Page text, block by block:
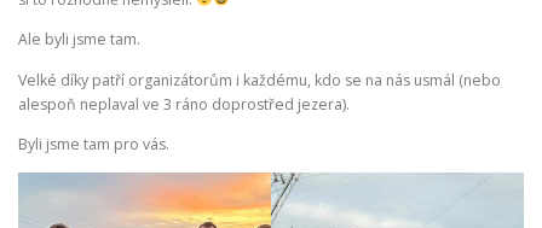
Ale byli jsme tam.
Velké díky patří organizátorům i každému, kdo se na nás usmál (nebo
alespoň neplaval ve 3 ráno doprostřed jezera).
Byli jsme tam pro vás.